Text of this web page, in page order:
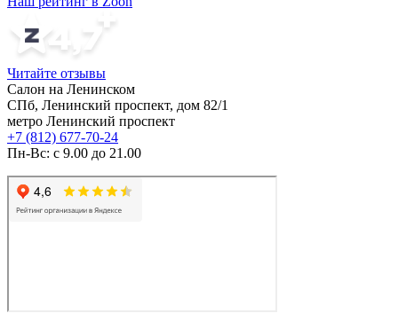
Читайте отзывы
Салон на Ленинском
СПб, Ленинский проспект, дом 82/1
метро Ленинский проспект
+7 (812) 677-70-24
Пн-Вс: с 9.00 до 21.00